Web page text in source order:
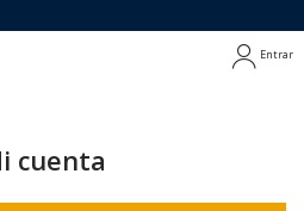
Entrar
cuenta